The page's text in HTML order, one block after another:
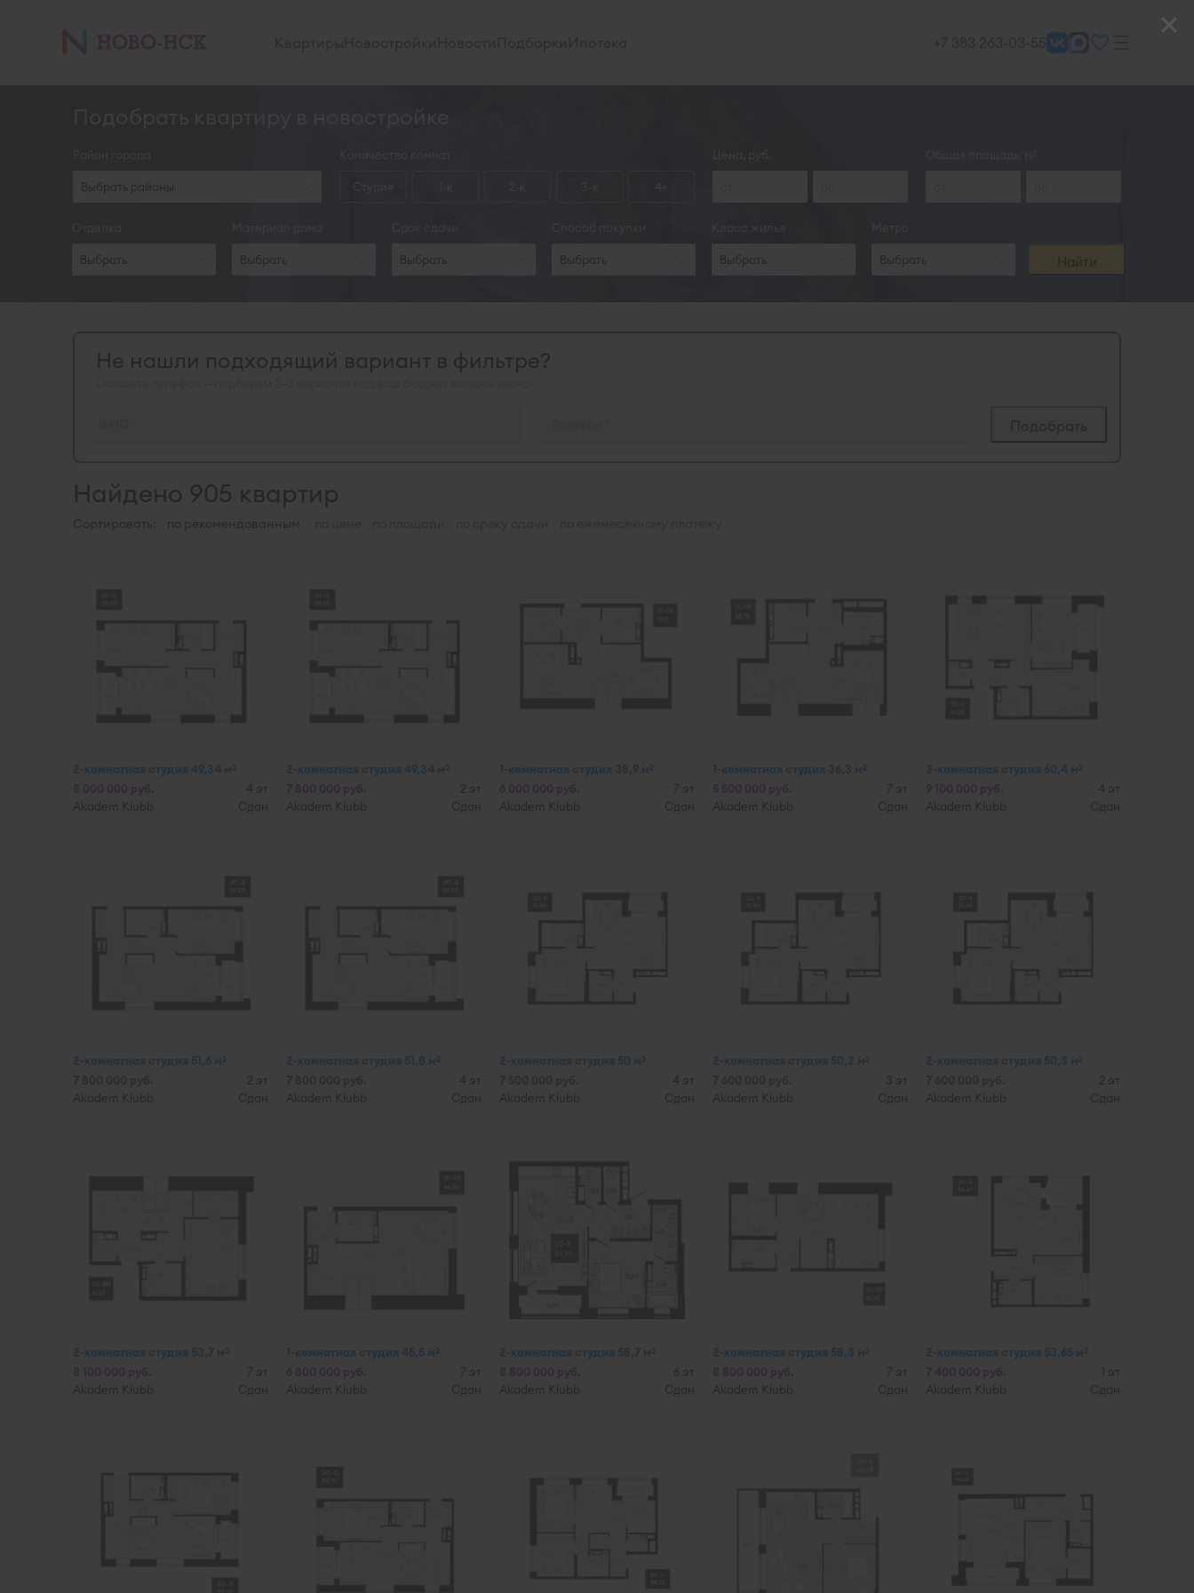
Выбрать районы
Выбрать Выбрать Выбрать Выбрать Выбрать Выбрать Найти
Не нашли подходящий вариант в фильтре?
Найдено 905 квартир
Сортировать: по рекомендованным по цене по площади по сроку сдачи по ежемесячному платежу
2-комнатная студия 49,34 м2
4 эт
Akadem Klubb
Сдан
2-комнатная студия 49,34 м2
2 эт
Akadem Klubb
Сдан
1-комнатная студия 38,9 м2
7 эт
Akadem Klubb
Сдан
1-комнатная студия 36,3 м2
7 эт
Akadem Klubb
Сдан
3-комнатная студия 60,4 м2
4 эт
Akadem Klubb
Сдан
2-комнатная студия 51,6 м2
2 эт
Akadem Klubb
Сдан
2-комнатная студия 51,8 м2
4 эт
Akadem Klubb
Сдан
2-комнатная студия 50 м2
4 эт
Akadem Klubb
Сдан
2-комнатная студия 50,2 м2
3 эт
Akadem Klubb
Сдан
2-комнатная студия 50,3 м2
2 эт
Akadem Klubb
Сдан
2-комнатная студия 53,7 м2
7 эт
Akadem Klubb
Сдан
1-комнатная студия 45,5 м2
7 эт
Akadem Klubb
Сдан
2-комнатная студия 58,7 м2
6 эт
Akadem Klubb
Сдан
2-комнатная студия 58,3 м2
7 эт
Akadem Klubb
Сдан
2-комнатная студия 53,65 м2
1 эт
Akadem Klubb
Сдан